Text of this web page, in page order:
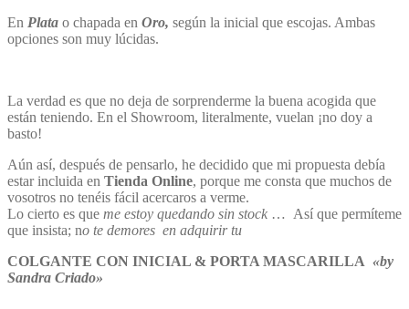
En Plata o chapada en Oro, según la inicial que escojas. Ambas
opciones son muy lúcidas.
La verdad es que no deja de sorprenderme la buena acogida que
están teniendo. En el Showroom, literalmente, vuelan ¡no doy a
basto!
Aún así, después de pensarlo, he decidido que mi propuesta debía
estar incluida en Tienda Online, porque me consta que muchos de
vosotros no tenéis fácil acercaros a verme.
Lo cierto es que me estoy quedando sin stock … Así que permíteme
que insista; no te demores en adquirir tu
COLGANTE CON INICIAL & PORTA MASCARILLA «by
Sandra Criado»